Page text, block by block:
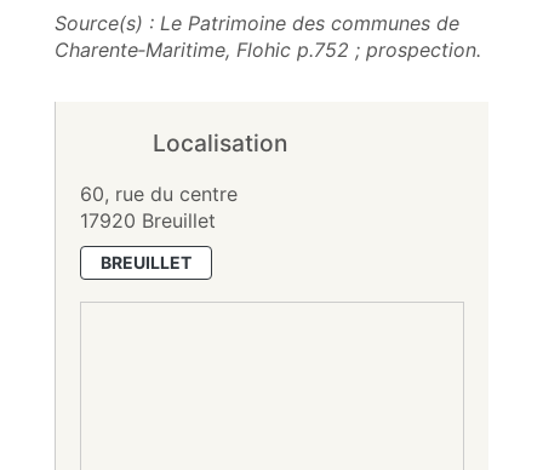
Source(s) : Le Patrimoine des communes de
Charente‑Maritime, Flohic p.752 ; prospection.
Localisation
60, rue du centre
17920 Breuillet
BREUILLET